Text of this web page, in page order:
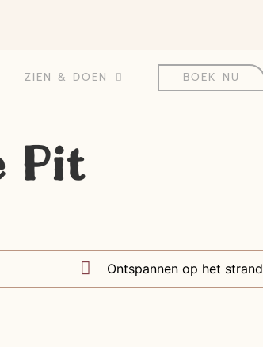
ZIEN & DOEN BOEK NU
Pit
Ontspannen op het strand